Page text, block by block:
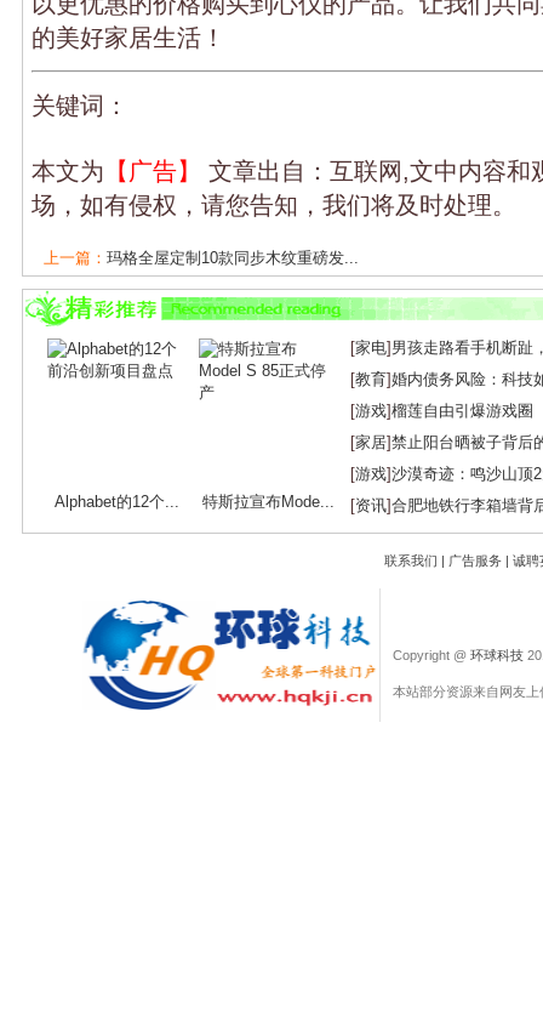
的美好家居生活！
关键词：
本文为 【广告】
文章出自：互联网,文中内容和
场，如有侵权，请您告知，我们将及时处理。
上一篇： 玛格全屋定制10款同步木纹重磅发...
下一篇：当森林之美邂逅金属律动丨百能全...
Alphabet的12个... 特斯拉宣布Mode...
[家电] 男孩走路看手机断趾
[教育]婚内债务风险：科技
[游戏]榴莲自由引爆游戏圈
[家居]禁止阳台晒被子背后
[游戏]沙漠奇迹：鸣沙山顶
[资讯]合肥地铁行李箱墙背
联系我们 | 广告服务 | 诚聘
Copyright @ 环球科技
本站部分资源来自网友